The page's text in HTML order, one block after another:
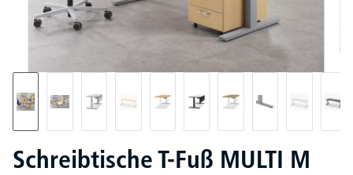
Schreibtische T-Fuß MULTI M